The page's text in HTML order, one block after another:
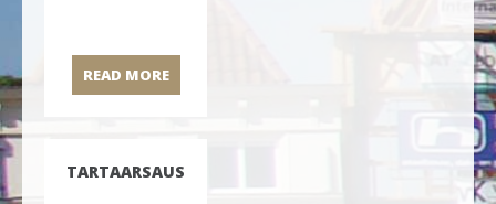
READ MORESAMURAISAUS
TARTAARSAUS